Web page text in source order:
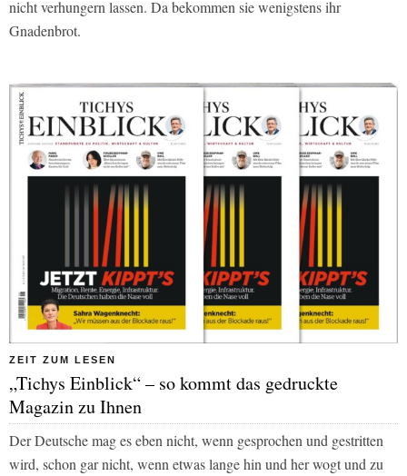
nicht verhungern lassen. Da bekommen sie wenigstens ihr
Gnadenbrot.
ZEIT ZUM LESEN
„Tichys Einblick“ – so kommt das gedruckte
Magazin zu Ihnen
Der Deutsche mag es eben nicht, wenn gesprochen und gestritten
wird, schon gar nicht, wenn etwas lange hin und her wogt und zu